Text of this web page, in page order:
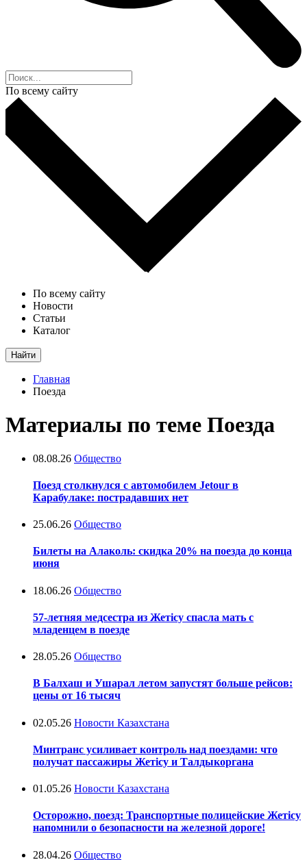
По всему сайту
По всему сайту
Новости
Статьи
Каталог
Найти
Главная
Поезда
Материалы по теме Поезда
08.08.26 Общество
Поезд столкнулся с автомобилем Jetour в
Карабулаке: пострадавших нет
25.06.26 Общество
Билеты на Алаколь: скидка 20% на поезда до конца
июня
18.06.26 Общество
57-летняя медсестра из Жетісу спасла мать с
младенцем в поезде
28.05.26 Общество
В Балхаш и Ушарал летом запустят больше рейсов:
цены от 16 тысяч
02.05.26 Новости Казахстана
Минтранс усиливает контроль над поездами: что
получат пассажиры Жетісу и Талдыкоргана
01.05.26 Новости Казахстана
Осторожно, поезд: Транспортные полицейские Жетісу
напомнили о безопасности на железной дороге!
28.04.26 Общество